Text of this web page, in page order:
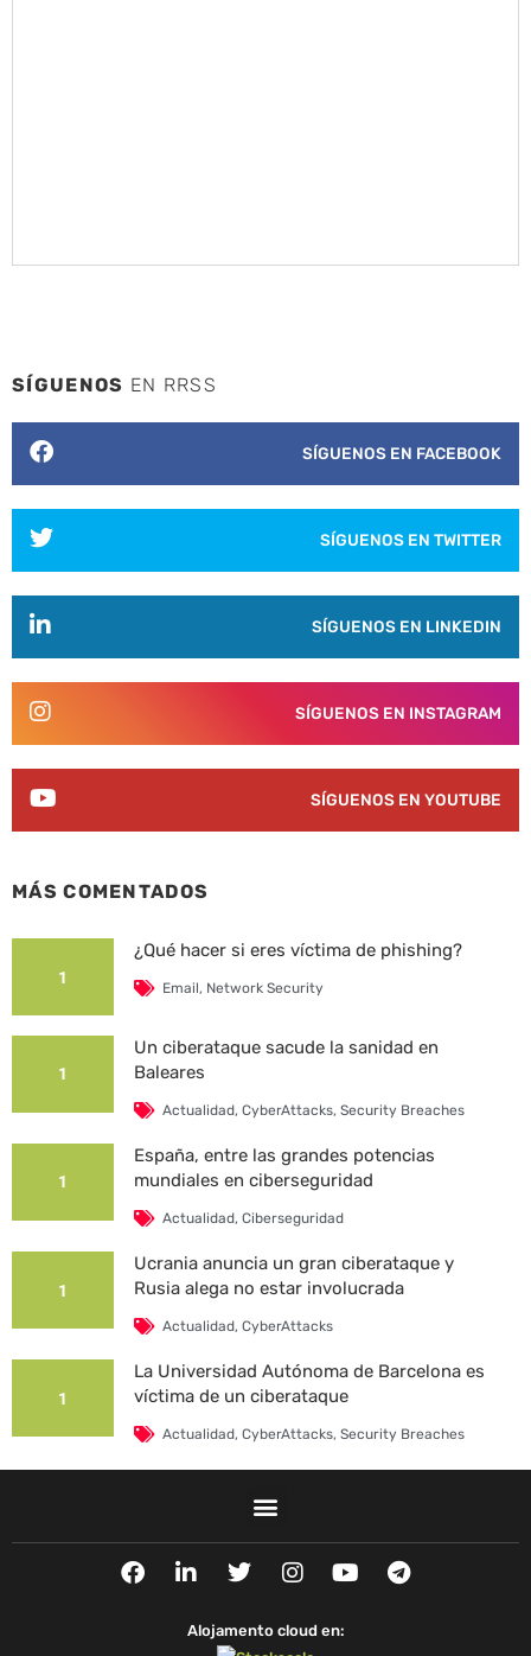
SÍGUENOS EN RRSS
SÍGUENOS EN FACEBOOK
SÍGUENOS EN TWITTER
SÍGUENOS EN LINKEDIN
SÍGUENOS EN INSTAGRAM
SÍGUENOS EN YOUTUBE
MÁS COMENTADOS
1
¿Qué hacer si eres víctima de phishing?
Email, Network Security
1
Un ciberataque sacude la sanidad en
Baleares
Actualidad, CyberAttacks, Security Breaches
1
España, entre las grandes potencias
mundiales en ciberseguridad
Actualidad, Ciberseguridad
1
Ucrania anuncia un gran ciberataque y
Rusia alega no estar involucrada
Actualidad, CyberAttacks
1
La Universidad Autónoma de Barcelona es
víctima de un ciberataque
Actualidad, CyberAttacks, Security Breaches
F
a
L
i
k
T
w
t
t
I
n
t
a
Y
o
T
e
Alojamento cloud en: